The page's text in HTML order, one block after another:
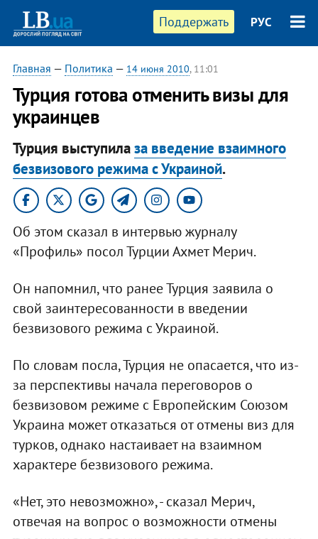
Поддержать РУС
Главная — Политика — 14 июня 2010, 11:01
Турция готова отменить визы для
украинцев
Турция выступилаза введение взаимного
безвизового режима с Украиной.
Об этом сказал в интервью журналу
«Профиль» посол Турции Ахмет Мерич.
Он напомнил, что ранее Турция заявила о
свой заинтересованности в введении
безвизового режима с Украиной.
По словам посла, Турция не опасается, что из-
за перспективы начала переговоров о
безвизовом режиме с Европейским Союзом
Украина может отказаться от отмены виз для
турков, однако настаивает на взаимном
характере безвизового режима.
«Нет, это невозможно», - сказал Мерич,
отвечая на вопрос о возможности отмены